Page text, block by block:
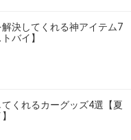
決してくれる神アイテム7
バイ】
くれるカーグッズ4選【夏